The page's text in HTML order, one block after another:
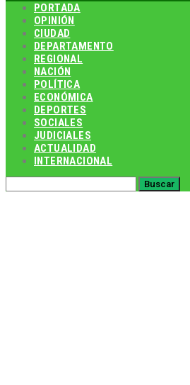
PORTADA
OPINIÓN
CIUDAD
DEPARTAMENTO
REGIONAL
NACIÓN
POLÍTICA
ECONÓMICA
DEPORTES
SOCIALES
JUDICIALES
ACTUALIDAD
INTERNACIONAL